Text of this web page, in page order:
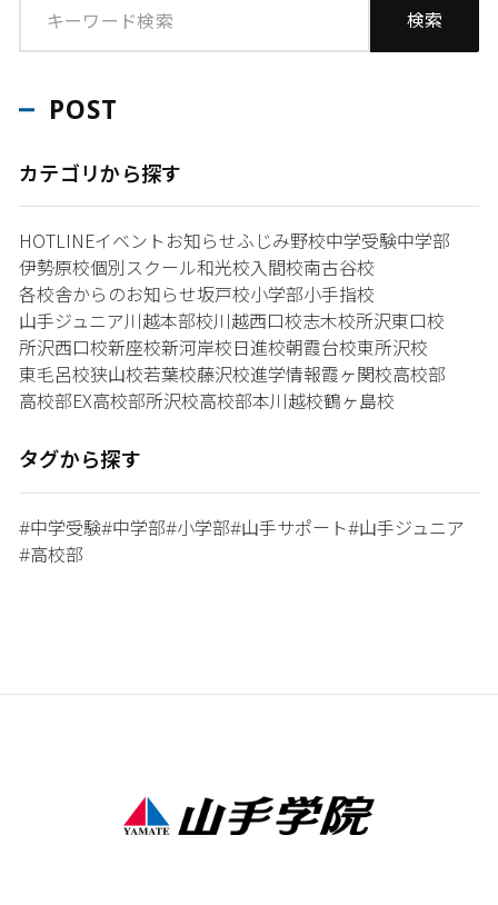
POST
カテゴリから探す
HOTLINEイベントお知らせふじみ野校中学受験中学部
伊勢原校個別スクール和光校入間校南古谷校
各校舎からのお知らせ坂戸校小学部小手指校
山手ジュニア川越本部校川越西口校志木校所沢東口校
所沢西口校新座校新河岸校日進校朝霞台校東所沢校
東毛呂校狭山校若葉校藤沢校進学情報霞ヶ関校高校部
高校部EX高校部所沢校高校部本川越校鶴ヶ島校
タグから探す
#中学受験#中学部#小学部#山手サポート#山手ジュニア
#高校部